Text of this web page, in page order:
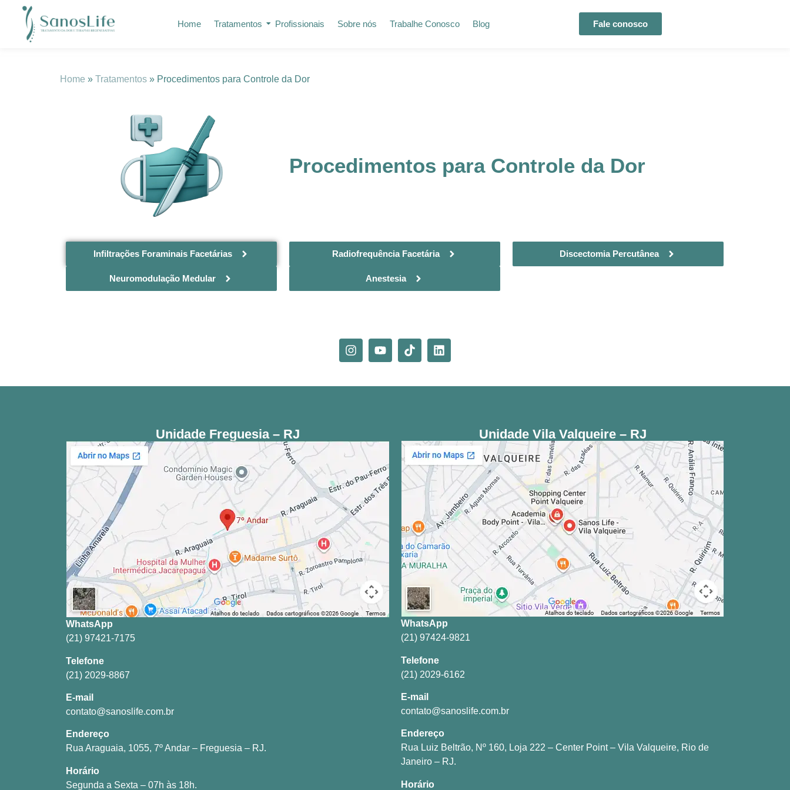
Home Tratamentos Profissionais Sobre nós Trabalhe Conosco Blog Fale conosco
Home » Tratamentos » Procedimentos para Controle da Dor
Procedimentos para Controle da Dor
Infiltrações Foraminais Facetárias
Neuromodulação Medular
Radiofrequência Facetária
Anestesia
Discectomia Percutânea
Unidade Freguesia – RJ
WhatsApp
(21) 97421-7175
Telefone
(21) 2029-8867
E-mail
contato@sanoslife.com.br
Endereço
Rua Araguaia, 1055, 7º Andar – Freguesia – RJ.
Horário
Segunda a Sexta – 07h às 18h.
Unidade Vila Valqueire – RJ
WhatsApp
(21) 97424-9821
Telefone
(21) 2029-6162
E-mail
contato@sanoslife.com.br
Endereço
Rua Luiz Beltrão, Nº 160, Loja 222 – Center Point – Vila Valqueire, Rio de
Janeiro – RJ.
Horário